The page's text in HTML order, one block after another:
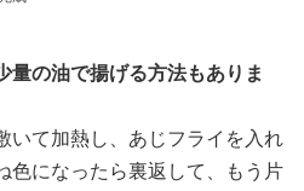
量の油で揚げる方法もありま
いて加熱し、あじフライを入れ
色になったら裏返して、もう片